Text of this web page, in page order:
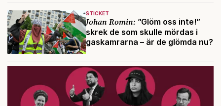
STICKET
Johan Romin: ”Glöm oss inte!”
skrek de som skulle mördas i
gaskamrarna – är de glömda nu?